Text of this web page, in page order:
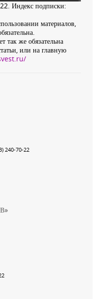
Индекс подписки:
материалов,
так же обязательна
или на главную
240-70-22